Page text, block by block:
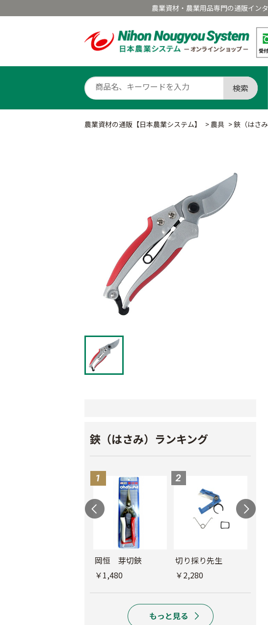
農業資材・農業用品専門の通販イン
検索
農業資材の通販【日本農業システム】 > 農具 >鋏（はさみ
鋏（はさみ）ランキング
岡恒 芽切鋏
￥1,480
切り採り先生
￥2,280